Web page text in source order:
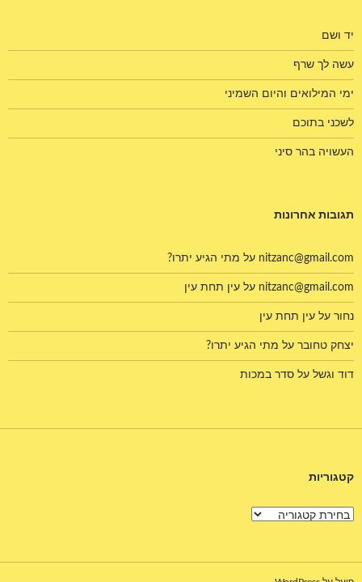
יד ושם
עשה לך שרף
ימי המילואים והיום השמיני
לשכני בתוכם
העשויה בהר סיני
תגובות אחרונות
nitzanc@gmail.com על מתי הגיע יתרו?
nitzanc@gmail.com על עין תחת עין
נחור על עין תחת עין
יצחק טחובר על מתי הגיע יתרו?
דוד וגשל על סדר במכות
קטגוריות
קטגוריות